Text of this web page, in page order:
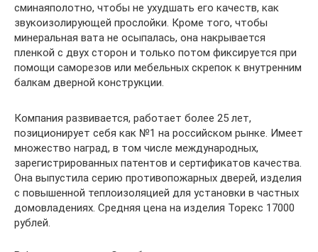
сминаяполотно, чтобы не ухудшать его качеств, как
звукоизолирующей прослойки. Кроме того, чтобы
минеральная вата не осыпалась, она накрывается
пленкой с двух сторон и только потом фиксируется при
помощи саморезов или мебельных скрепок к внутренним
балкам дверной конструкции.
Компания развивается, работает более 25 лет,
позиционирует себя как №1 на российском рынке. Имеет
множество наград, в том числе международных,
зарегистрированных патентов и сертификатов качества.
Она выпустила серию противопожарных дверей, изделия
с повышенной теплоизоляцией для установки в частных
домовладениях. Средняя цена на изделия Торекс 17000
рублей.